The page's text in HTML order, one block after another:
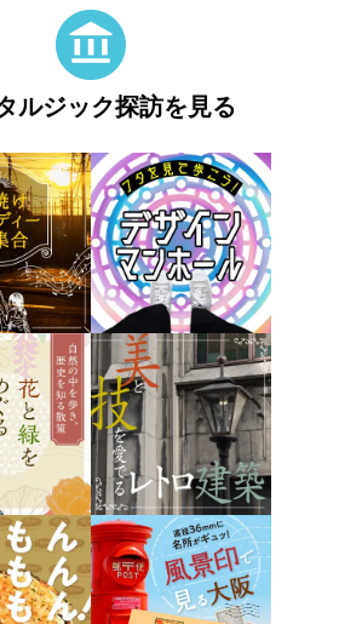
ルジック探訪を見る